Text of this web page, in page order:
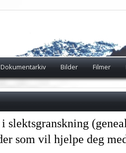
Dokumentarkiv Bilder Filmer
slektsgranskning
som vil hjelpe deg